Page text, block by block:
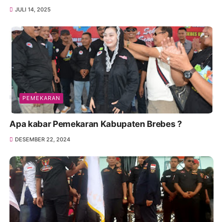
JULI 14, 2025
PEMEKARAN
Apa kabar Pemekaran Kabupaten Brebes ?
DESEMBER 22, 2024